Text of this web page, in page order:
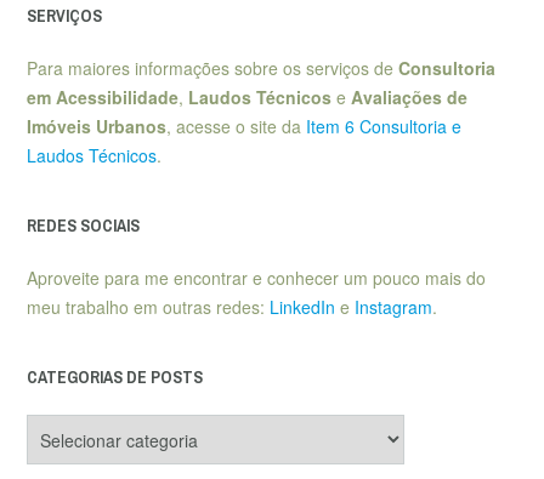
SERVIÇOS
Para maiores informações sobre os serviços de Consultoria
em Acessibilidade, Laudos Técnicos e Avaliações de
Imóveis Urbanos, acesse o site da Item 6 Consultoria e
Laudos Técnicos.
REDES SOCIAIS
Aproveite para me encontrar e conhecer um pouco mais do
meu trabalho em outras redes: LinkedIn e Instagram.
CATEGORIAS DE POSTS
de